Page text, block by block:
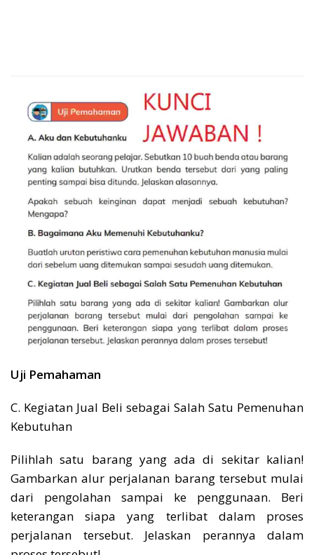
Uji Pemahaman
C. Kegiatan Jual Beli sebagai Salah Satu Pemenuhan
Kebutuhan
Pilihlah satu barang yang ada di sekitar kalian!
Gambarkan alur perjalanan barang tersebut mulai
dari pengolahan sampai ke penggunaan. Beri
keterangan siapa yang terlibat dalam proses
perjalanan tersebut. Jelaskan perannya dalam